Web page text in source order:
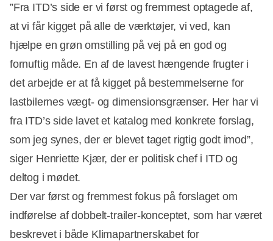
”Fra ITD’s side er vi først og fremmest optagede af,
at vi får kigget på alle de værktøjer, vi ved, kan
hjælpe en grøn omstilling på vej på en god og
fornuftig måde. En af de lavest hængende frugter i
det arbejde er at få kigget på bestemmelserne for
lastbilernes vægt- og dimensionsgrænser. Her har vi
fra ITD’s side lavet et katalog med konkrete forslag,
som jeg synes, der er blevet taget rigtig godt imod”,
siger Henriette Kjær, der er politisk chef i ITD og
deltog i mødet.
Der var først og fremmest fokus på forslaget om
indførelse af dobbelt-trailer-konceptet, som har været
beskrevet i både Klimapartnerskabet for